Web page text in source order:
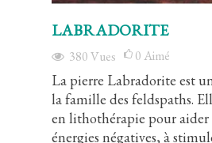
LABRADORITE
380Vues 0Aimé
La pierre Labradorite est
la famille des feldspaths.
en lithothérapie pour aider
énergies négatives, à